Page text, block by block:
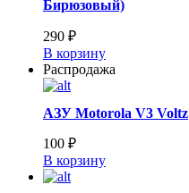
Бирюзовый)
290 ₽
В корзину
Распродажа
АЗУ Motorola V3 Voltz
100 ₽
В корзину